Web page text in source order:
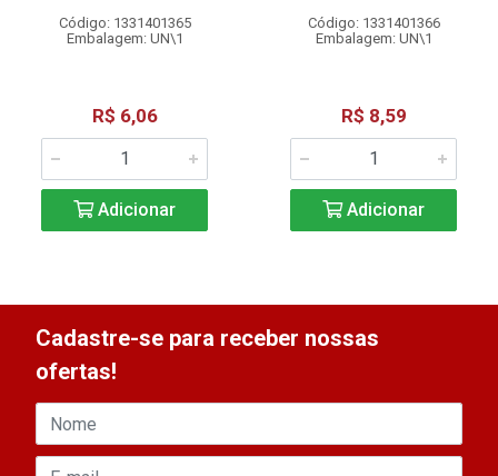
Código: 1331401365
Embalagem: UN\1
R$ 6,06
Adicionar
Código: 1331401366
Embalagem: UN\1
R$ 8,59
Adicionar
Cadastre-se para receber nossas
ofertas!